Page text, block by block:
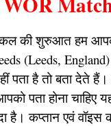
की शुरुआत हम
(Leeds,
पता है तो बता
पता होना चाहिए
है। कप्तान एवं